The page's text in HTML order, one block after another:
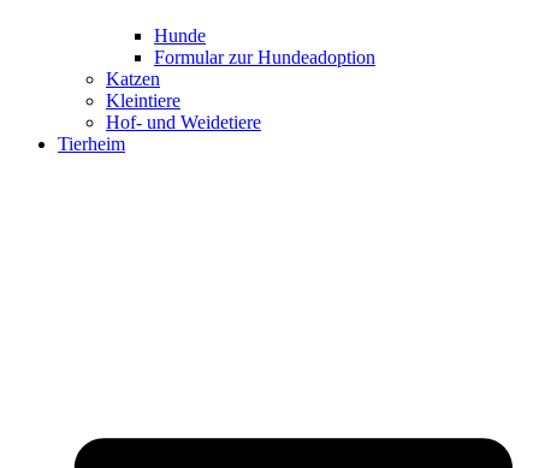
Hunde
Formular zur Hundeadoption
Katzen
Kleintiere
Hof- und Weidetiere
Tierheim